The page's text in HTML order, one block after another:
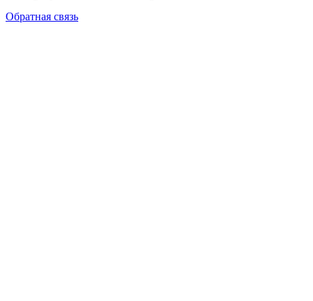
Обратная связь